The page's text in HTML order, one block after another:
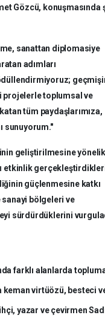
Gözcü, konuşmasında
sanattan diplomasiye
adımları
projelerle toplumsal ve
tüm paydaşlarımıza,
sunuyorum."
geliştirilmesine yönelik
etkinlik
güçlenmesine katkı
bölgeleri ve
sürdürdüklerini
farklı alanlarda
keman virtüözü, besteci
yazar ve çevirmen